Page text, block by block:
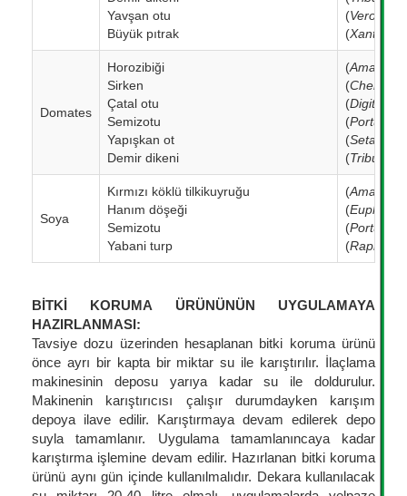
Yavşan otu
Büyük pıtrak
(Veronica
(
Domates
Horozibiği
Sirken
Çatal otu
Semizotu
Yapışkan ot
Demir dikeni
(
(
(Digitaria
(
(Setaria
(Tribulus
Soya
Kırmızı köklü tilkikuyruğu
Hanım döşeği
Semizotu
Yabani turp
(
(
(
(
BİTKİ KORUMA ÜRÜNÜNÜN UYGULAMAYA
HAZIRLANMASI:
Tavsiye dozu üzerinden hesaplanan bitki koruma ürünü
önce ayrı bir kapta bir miktar su ile karıştırılır. İlaçlama
makinesinin deposu yarıya kadar su ile doldurulur.
Makinenin karıştırıcısı çalışır durumdayken karışım
depoya ilave edilir. Karıştırmaya devam edilerek depo
suyla tamamlanır. Uygulama tamamlanıncaya kadar
karıştırma işlemine devam edilir. Hazırlanan bitki koruma
ürünü aynı gün içinde kullanılmalıdır. Dekara kullanılacak